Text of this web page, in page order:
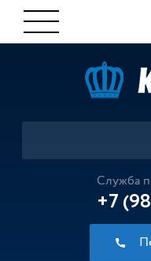
Служба
+7